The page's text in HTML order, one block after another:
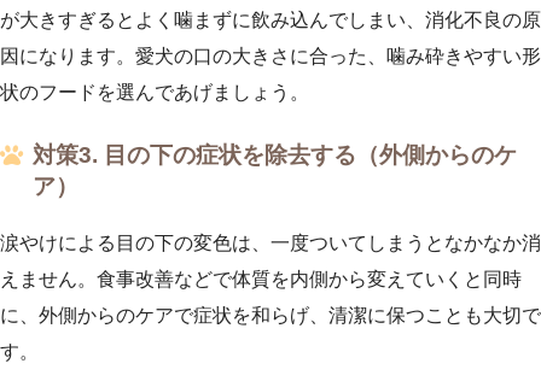
が大きすぎるとよく噛まずに飲み込んでしまい、消化不良の原
因になります。愛犬の口の大きさに合った、噛み砕きやすい形
状のフードを選んであげましょう。
対策3. 目の下の症状を除去する（外側からのケ
ア）
涙やけによる目の下の変色は、一度ついてしまうとなかなか消
えません。食事改善などで体質を内側から変えていくと同時
に、外側からのケアで症状を和らげ、清潔に保つことも大切で
す。